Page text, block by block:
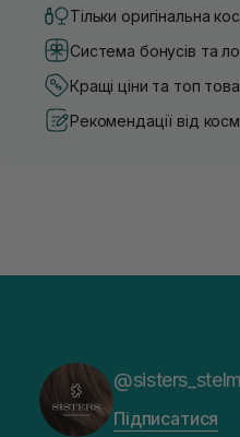
Тільки оригінальна
Система бонусів та
Кращі ціни та топ
Рекомендації від
Підписатися